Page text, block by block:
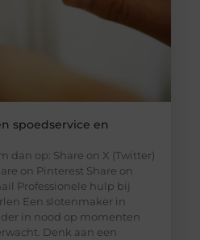
spoedservice en
dan op: Share on X (Twitter)
on Pinterest Share on
Professionele hulp bij
Een slotenmaker in
in nood op momenten
Denk aan een